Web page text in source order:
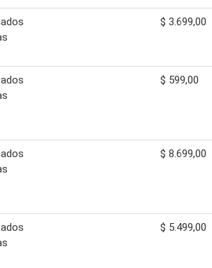
$ 3.699,00
$ 599,00
$ 8.699,00
$ 5.499,00